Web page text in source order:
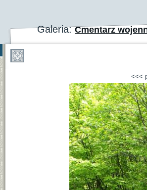
Galeria:Cmentarz
<<<